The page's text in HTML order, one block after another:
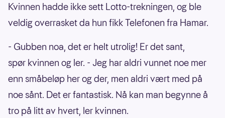
Kvinnen hadde ikke sett Lotto-trekningen, og ble
veldig overrasket da hun fikk Telefonen fra Hamar.
- Gubben noa, det er helt utrolig! Er det sant,
spør kvinnen og ler. - Jeg har aldri vunnet noe mer
enn småbeløp her og der, men aldri vært med på
noe sånt. Det er fantastisk. Nå kan man begynne å
tro på litt av hvert, ler kvinnen.